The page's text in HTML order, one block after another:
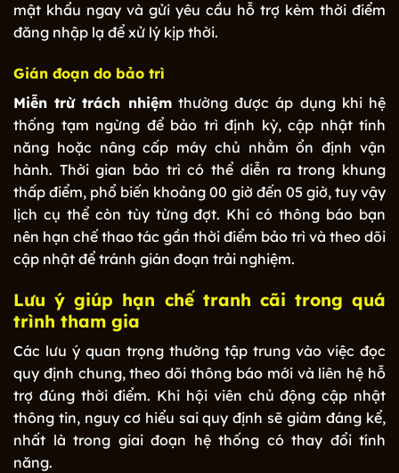
mật khẩu ngay và gửi yêu cầu hỗ trợ kèm thời điểm
đăng nhập lạ để xử lý kịp thời.
Gián đoạn do bảo trì
Miễn trừ trách nhiệmthường được áp dụng khi hệ
thống tạm ngừng để bảo trì định kỳ, cập nhật tính
năng hoặc nâng cấp máy chủ nhằm ổn định vận
hành. Thời gian bảo trì có thể diễn ra trong khung
thấp điểm, phổ biến khoảng 00 giờ đến 05 giờ, tuy vậy
lịch cụ thể còn tùy từng đợt. Khi có thông báo bạn
nên hạn chế thao tác gần thời điểm bảo trì và theo dõi
cập nhật để tránh gián đoạn trải nghiệm.
Lưu ý giúp hạn chế tranh cãi trong quá
trình tham gia
Các lưu ý quan trọng thường tập trung vào việc đọc
quy định chung, theo dõi thông báo mới và liên hệ hỗ
trợ đúng thời điểm. Khi hội viên chủ động cập nhật
thông tin, nguy cơ hiểu sai quy định sẽ giảm đáng kể,
nhất là trong giai đoạn hệ thống có thay đổi tính
năng.